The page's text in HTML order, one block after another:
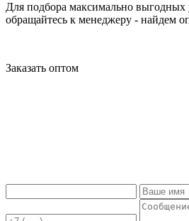
Для подбора максимально выгодных
обращайтесь к менеджеру - найдем
Заказать оптом